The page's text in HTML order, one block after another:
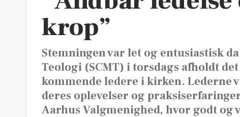
krop”
Stemningen var let og entusiastisk
Teologi (SCMT) i torsdags afholdt
kommende ledere i kirken. Lederne
deres oplevelser og
Aarhus Valgmenighed, hvor godt og